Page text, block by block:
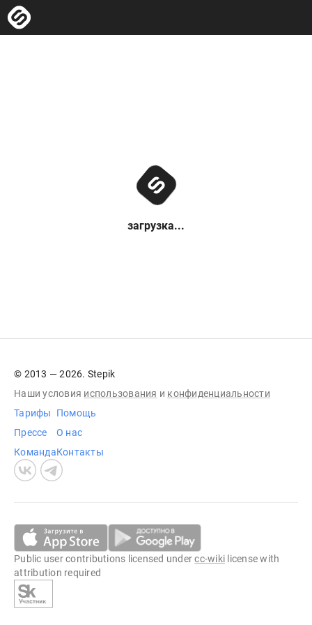
загрузка...
© 2013 — 2026. Stepik
Наши условия использования и конфиденциальности
Тарифы
Прессе
Команда
Помощь
О нас
Контакты
Public user contributions licensed undercc-wiki license with
attribution required